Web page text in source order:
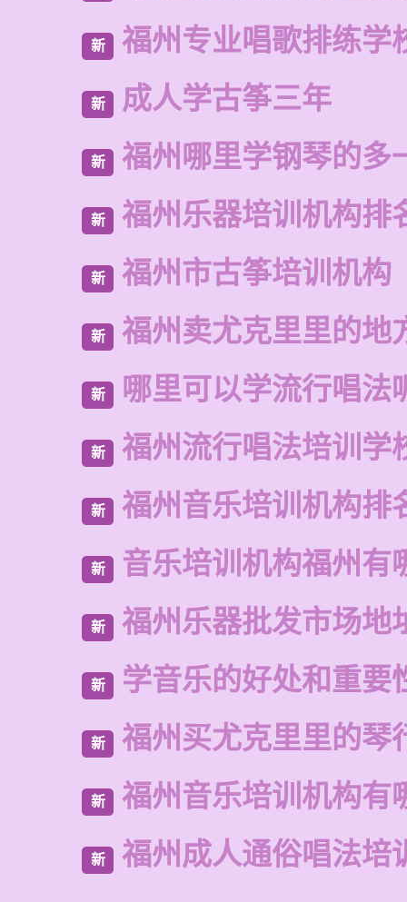
新 福州专业唱歌排练学
新 成人学古筝三年
新 福州哪里学钢琴的多
新 福州乐器培训机构排
新 福州市古筝培训机构
新 福州卖尤克里里的地
新 哪里可以学流行唱法
新 福州流行唱法培训学
新 福州音乐培训机构排
新 音乐培训机构福州有
新 福州乐器批发市场地
新 学音乐的好处和重要
新 福州买尤克里里的琴
新 福州音乐培训机构有
新 福州成人通俗唱法培